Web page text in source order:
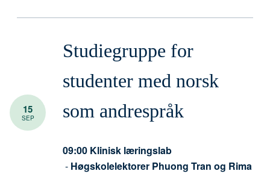
15
SEP
Studiegruppe for
studenter med norsk
som andrespråk
09:00 Klinisk læringslab
- Høgskolelektorer Phuong Tran og Rima